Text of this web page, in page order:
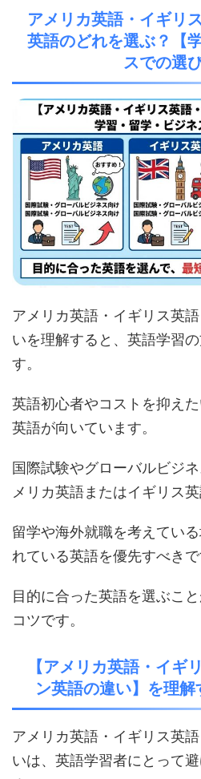
アメリカ英語・イギリ
英語のどれを選ぶ？【
スでの選
アメリカ英語・イギリス英
いを理解すると、英語学習
す。
英語初心者やコストを抑え
英語が向いています。
国際試験やグローバルビジ
メリカ英語またはイギリス
留学や海外就職を考えてい
れている英語を優先すべきで
目的に合った英語を選ぶこ
コツです。
【アメリカ英語・イギ
ン英語の違い】を理
アメリカ英語・イギリス英
いは、英語学習者にとって